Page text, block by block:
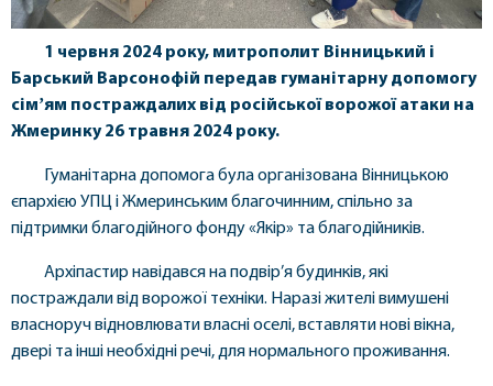
1 червня 2024 року, митрополит Вінницький і
Барський Варсонофій передав гуманітарну допомогу
сімʼям постраждалих від російської ворожої атаки на
Жмеринку 26 травня 2024 року.
Гуманітарна допомога була організована Вінницькою
єпархією УПЦ і Жмеринським благочинним, спільно за
підтримки благодійного фонду «Якір» та благодійників.
Архіпастир навідався на подвір’я будинків, які
постраждали від ворожої техніки. Наразі жителі вимушені
власноруч відновлювати власні оселі, вставляти нові вікна,
двері та інші необхідні речі, для нормального проживання.